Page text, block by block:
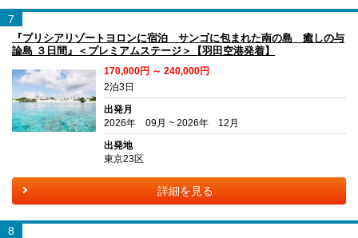
7
『プリシアリゾートヨロンに宿泊 サンゴに包まれた南の島 癒しの与
論島 ３日間』＜プレミアムステージ＞【羽田空港発着】
170,000円 ～ 240,000円
2泊3日
出発月
2026年 09月 ~ 2026年 12月
出発地
東京23区
詳細を見る
8